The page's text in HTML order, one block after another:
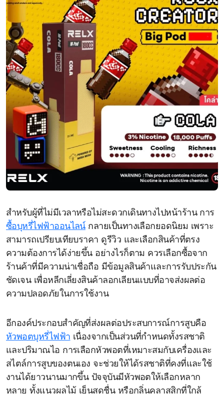
สำหรับผู้ที่ไม่มีเวลาหรือไม่สะดวกเดินทางไปหน้าร้าน การ
ซื้อบุหรี่ไฟฟ้าออนไลน์กลายเป็นทางเลือกยอดนิยม เพราะ
สามารถเปรียบเทียบราคา ดูรีวิว และเลือกสินค้าที่ตรง
ความต้องการได้ง่ายขึ้น อย่างไรก็ตาม ควรเลือกซื้อจาก
ร้านค้าที่มีความน่าเชื่อถือ มีข้อมูลสินค้าและการรับประกัน
ชัดเจน เพื่อหลีกเลี่ยงสินค้าลอกเลียนแบบที่อาจส่งผลต่อ
ความปลอดภัยในการใช้งาน
อีกองค์ประกอบสำคัญที่ส่งผลต่อประสบการณ์การสูบคือ
หัวพอตบุหรี่ไฟฟ้า เนื่องจากเป็นส่วนที่กำหนดทั้งรสชาติ
และปริมาณไอ การเลือกหัวพอตที่เหมาะสมกับเครื่องและ
สไตล์การสูบของตนเอง จะช่วยให้ได้รสชาติที่คงที่และใช้
งานได้ยาวนานมากขึ้น ปัจจุบันมีหัวพอตให้เลือกหลาก
หลาย ทั้งแนวผลไม้ เย็นสดชื่น หรือกลิ่นคลาสสิกที่ใกล้